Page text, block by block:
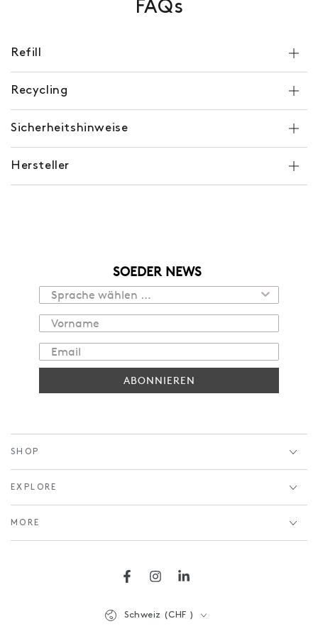
FAQs
Refill
Recycling
Sicherheitshinweise
Hersteller
SOEDER NEWS
ABONNIEREN
SHOP
EXPLORE
MORE
FacebookInstagramLinkedIn
Schweiz (CHF )